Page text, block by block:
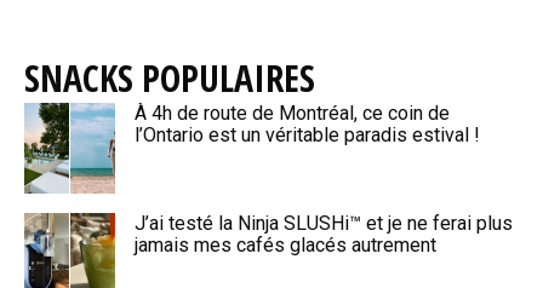
SNACKS POPULAIRES
À 4h de route de Montréal, ce coin de
l’Ontario est un véritable paradis estival !
J’ai testé la Ninja SLUSHi™ et je ne ferai plus
jamais mes cafés glacés autrement